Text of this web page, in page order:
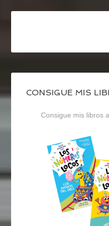
CONSIGUE MIS
Consigue mis libros